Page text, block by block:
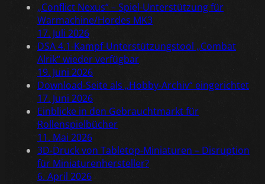
„Conflict Nexus“ – Spiel-Unterstützung für
Warmachine/Hordes MK3
17. Juli 2026
DSA 4.1-Kampf-Unterstützungstool „Combat
Alrik“ wieder verfügbar
19. Juni 2026
Download-Seite als „Hobby-Archiv“ eingerichtet
17. Juni 2026
Einblicke in den Gebrauchtmarkt für
Rollenspielbücher
11. Mai 2026
3D-Druck von Tabletop-Miniaturen – Disruption
für Miniaturenhersteller?
6. April 2026